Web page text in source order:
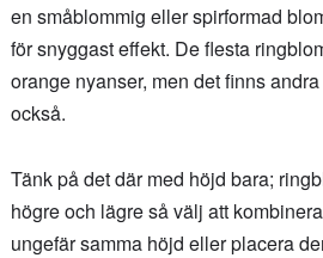
en småblommig eller spirformad
för snyggast effekt. De flesta
orange nyanser, men det finns
också.
Tänk på det där med höjd bara;
högre och lägre så välj att
ungefär samma höjd eller placera